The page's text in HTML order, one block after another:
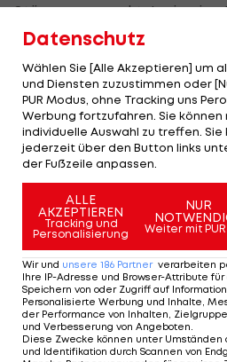
Stürmer versenkt Jovic eine
Kostic unhaltbar in der linken
Schließlich sorgt Jovic in
noch selbst für die endgültige
Frankfurt verbessert sich
siebenten Tabellenplatz
mit dem sechstplatzierten
Schalke bleibt mit nur
Deutsche Bundesliga -
Deutsche Bundesliga -
ÖFB-Legionäre im
Datenschutz
Wählen Sie [Alle Akzeptieren] um
und Diensten zuzustimmen oder
PUR Modus, ohne Tracking uns
Werbung fortzufahren. Sie
individuelle Auswahl zu treffen. Sie
jederzeit über den Button links
der Fußzeile anpassen.
ALLE
AKZEPTIEREN
Tracking und
Personalisierung
NUR
Weiter mit
Wir und unsere 186 Partner verarbeiten
Ihre IP-Adresse und Browser-Attribute
Speichern von oder Zugriff auf
Personalisierte Werbung und Inhalte,
der Performance von Inhalten,
und Verbesserung von Angeboten.
Diese Zwecke können unter Umständen
und Identifikation durch Scannen von